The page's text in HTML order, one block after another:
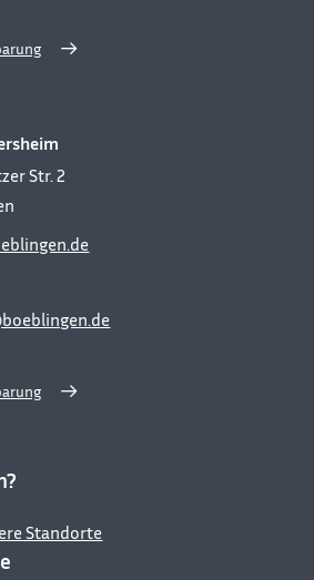
Str. 2
Standorte